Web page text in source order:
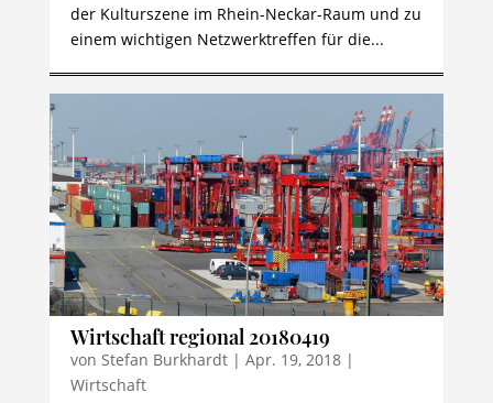
der Kulturszene im Rhein-Neckar-Raum und zu
einem wichtigen Netzwerktreffen für die...
Wirtschaft regional 20180419
von Stefan Burkhardt| Apr. 19, 2018|
Wirtschaft